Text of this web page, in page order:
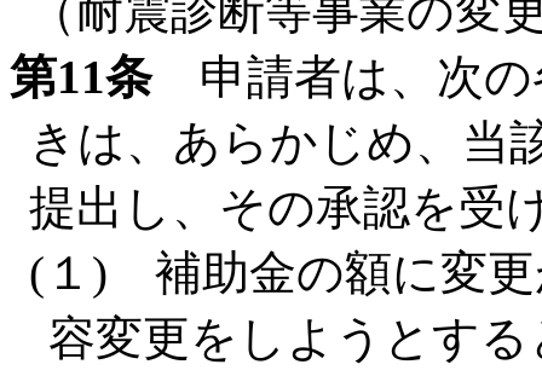
（耐震診断等事業の変
第11条申請者は、次の
きは、あらかじめ、当
提出し、その承認を受
(１) 補助金の額に変更
容変更をしようとす